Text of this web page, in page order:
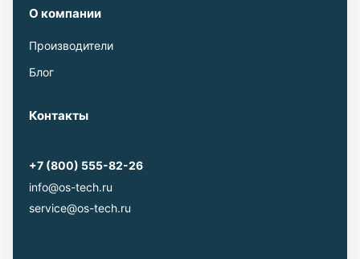
О компании
Производители
Блог
Контакты
+7 (800) 555-82-26
info@os-tech.ru
service@os-tech.ru